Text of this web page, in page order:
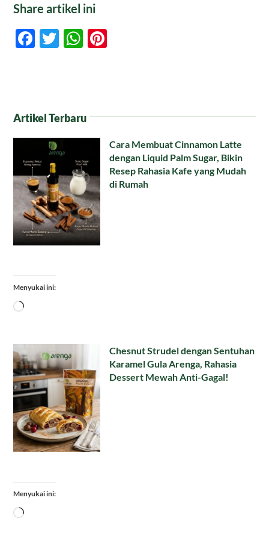
Share artikel ini
Facebook
TwitterWhatsApp
Artikel Terbaru
Cara Membuat Cinnamon Latte
dengan Liquid Palm Sugar, Bikin
Resep Rahasia Kafe yang Mudah
di Rumah
Menyukai ini:
Memuat...
Chesnut Strudel dengan Sentuhan
Karamel Gula Arenga, Rahasia
Dessert Mewah Anti-Gagal!
Menyukai ini:
Memuat...